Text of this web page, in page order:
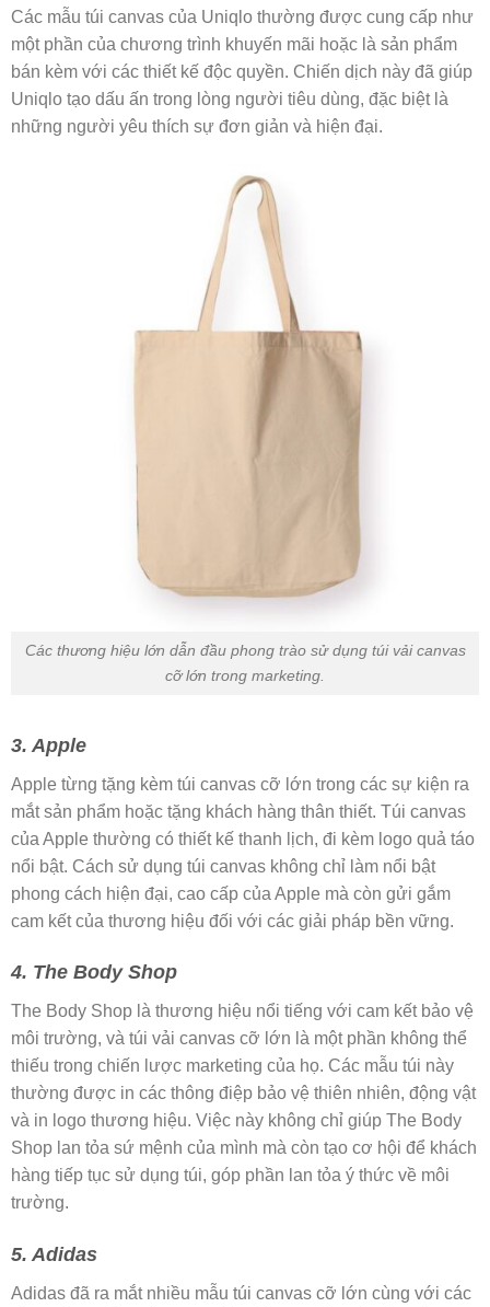
Các mẫu túi canvas của Uniqlo thường được cung cấp như
một phần của chương trình khuyến mãi hoặc là sản phẩm
bán kèm với các thiết kế độc quyền. Chiến dịch này đã giúp
Uniqlo tạo dấu ấn trong lòng người tiêu dùng, đặc biệt là
những người yêu thích sự đơn giản và hiện đại.
Các thương hiệu lớn dẫn đầu phong trào sử dụng túi vải canvas
cỡ lớn trong marketing.
3. Apple
Apple từng tặng kèm túi canvas cỡ lớn trong các sự kiện ra
mắt sản phẩm hoặc tặng khách hàng thân thiết. Túi canvas
của Apple thường có thiết kế thanh lịch, đi kèm logo quả táo
nổi bật. Cách sử dụng túi canvas không chỉ làm nổi bật
phong cách hiện đại, cao cấp của Apple mà còn gửi gắm
cam kết của thương hiệu đối với các giải pháp bền vững.
4. The Body Shop
The Body Shop là thương hiệu nổi tiếng với cam kết bảo vệ
môi trường, và túi vải canvas cỡ lớn là một phần không thể
thiếu trong chiến lược marketing của họ. Các mẫu túi này
thường được in các thông điệp bảo vệ thiên nhiên, động vật
và in logo thương hiệu. Việc này không chỉ giúp The Body
Shop lan tỏa sứ mệnh của mình mà còn tạo cơ hội để khách
hàng tiếp tục sử dụng túi, góp phần lan tỏa ý thức về môi
trường.
5. Adidas
Adidas đã ra mắt nhiều mẫu túi canvas cỡ lớn cùng với các